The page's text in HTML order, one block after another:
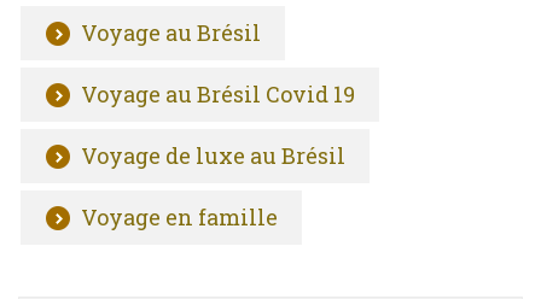
Voyage au Brésil
Voyage au Brésil Covid 19
Voyage de luxe au Brésil
Voyage en famille